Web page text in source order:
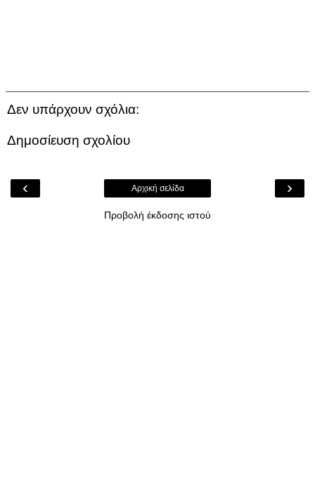
Δεν υπάρχουν σχόλια:
Δημοσίευση σχολίου
‹ ›
Αρχική σελίδα
Προβολή έκδοσης ιστού